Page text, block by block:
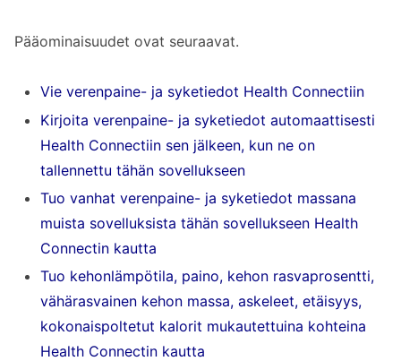
rasvaprosentti, askeleet ja paljon muuta
Näytä verenpaine yhdessä painon,
kehonlämpötilan ja askelten kanssa
kaavioissa
usein kysytyt kysymykset
K. Voinko tuoda tietoja painosovelluksesta
tai kehonlämpötilasovelluksesta Verenpaine
automaatti kirjaus -sovellukseen?
Pääominaisuudet ovat seuraavat.
Vie verenpaine- ja syketiedot Health Connectiin
Kirjoita verenpaine- ja syketiedot automaattisesti
Health Connectiin sen jälkeen, kun ne on
tallennettu tähän sovellukseen
Tuo vanhat verenpaine- ja syketiedot massana
muista sovelluksista tähän sovellukseen Health
Connectin kautta
Tuo kehonlämpötila, paino, kehon rasvaprosentti,
vähärasvainen kehon massa, askeleet, etäisyys,
kokonaispoltetut kalorit mukautettuina kohteina
Health Connectin kautta